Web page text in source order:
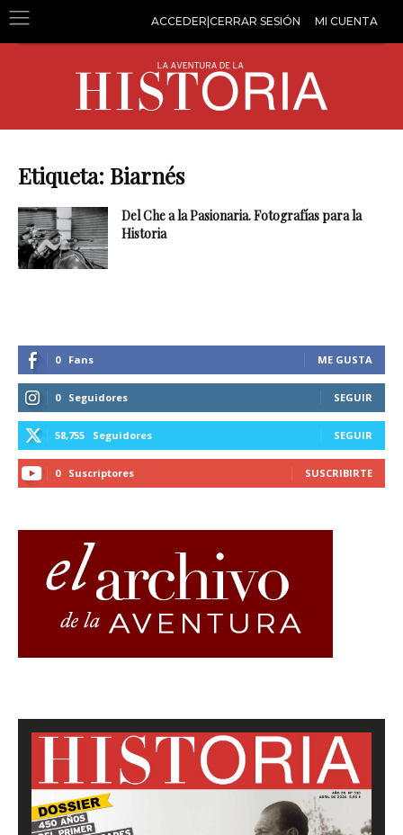
ACCEDER|CERRAR SESIÓN MI CUENTA
Etiqueta: Biarnés
Del Che a la Pasionaria. Fotografías para la
Historia
0 Fans ME GUSTA
0 Seguidores SEGUIR
58,755 Seguidores SEGUIR
0 Suscriptores SUSCRIBIRTE